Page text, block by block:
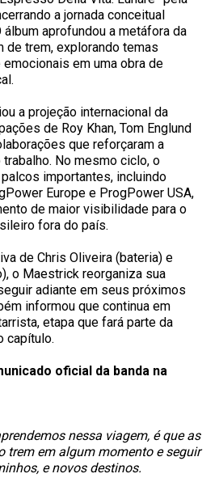
a jornada conceitual
álbum aprofundou a metáfora da
de trem, explorando temas
em uma obra de
a projeção internacional da
de Roy Khan, Tom Englund
que reforçaram a
No mesmo ciclo, o
importantes, incluindo
Europe e ProgPower USA,
de maior visibilidade para o
fora do país.
de Chris Oliveira (bateria) e
o Maestrick reorganiza sua
adiante em seus próximos
informou que continua em
etapa que fará parte da
capítulo.
oficial da banda na
nessa viagem, é que as
trem em algum momento e seguir
e novos destinos.